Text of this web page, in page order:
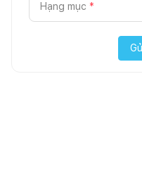
Hạng mục *